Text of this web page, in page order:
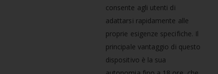
consente agli utenti di
adattarsi rapidamente alle
proprie esigenze specifiche. Il
principale vantaggio di questo
dispositivo è la sua